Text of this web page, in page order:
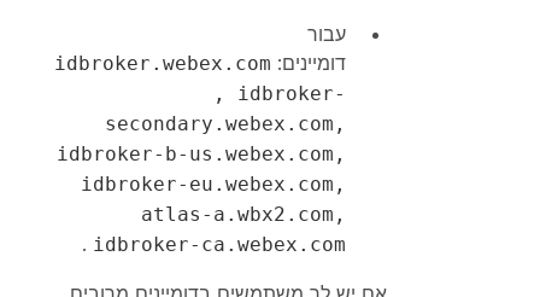
עבור
דומיינים: idbroker.webex.com
, idbroker-
secondary.webex.com,
idbroker-b-us.webex.com,
idbroker-eu.webex.com,
atlas-a.wbx2.com,
idbroker-ca.webex.com
.